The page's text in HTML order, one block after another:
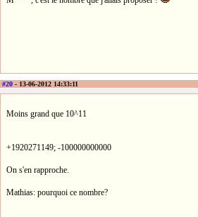
#20 - 13-06-2012 14:33:11
Moins grand que 10^11
+1920271149; -100000000000
On s'en rapproche.
Mathias: pourquoi ce nombre?